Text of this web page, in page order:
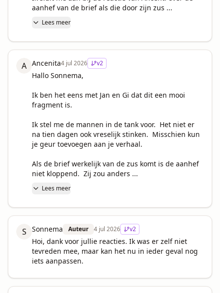
aanhef van de brief als die door zijn zus ...
Lees meer
A Ancenita4 jul 2026 v2
Hallo Sonnema,
Ik ben het eens met Jan en Gi dat dit een mooi
fragment is.
Ik stel me de mannen in de tank voor.  Het niet er
na tien dagen ook vreselijk stinken.  Misschien kun
je geur toevoegen aan je verhaal.
Als de brief werkelijk van de zus komt is de aanhef
niet kloppend.  Zij zou anders ...
Lees meer
S Sonnema Auteur 4 jul 2026 v2
Hoi, dank voor jullie reacties. Ik was er zelf niet
tevreden mee, maar kan het nu in ieder geval nog
iets aanpassen.